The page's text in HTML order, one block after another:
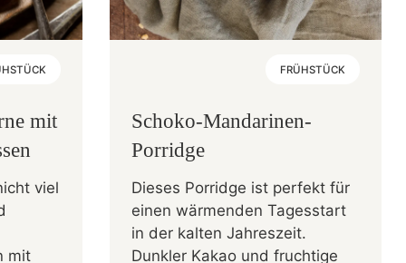
mit
viel
mit
FRÜHSTÜCK
Schoko-Mandarinen-
Porridge
Dieses Porridge ist perfekt für
einen wärmenden Tagesstart
in der kalten Jahreszeit.
Dunkler Kakao und fruchtige